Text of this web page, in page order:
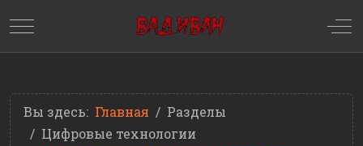
Mobile Menu Toggle
Вы здесь: Главная
Разделы
Цифровые технологии